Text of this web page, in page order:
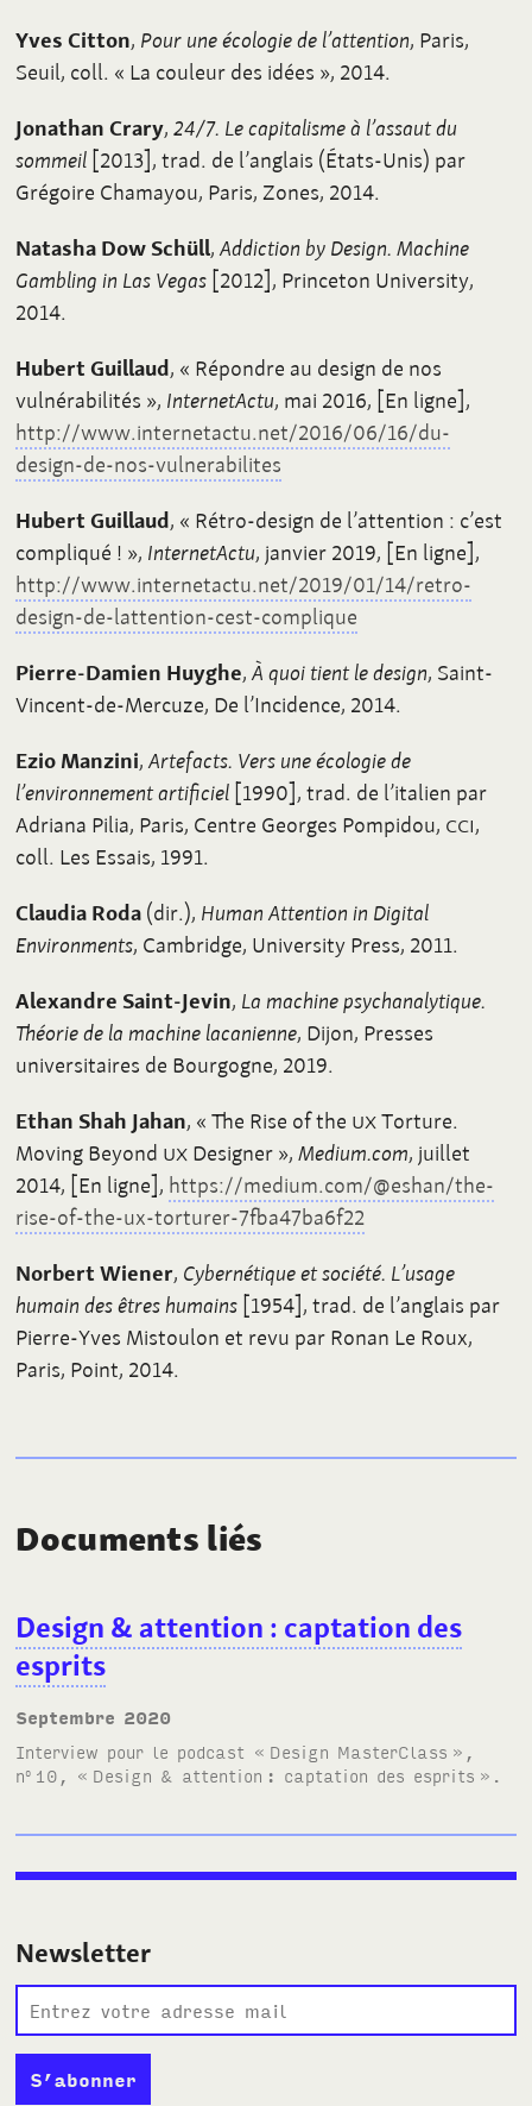
Yves Citton, Pour une écologie de l’attention, Paris,
Seuil, coll. « La couleur des idées », 2014.
Jonathan Crary,24/7. Le capitalisme à l’assaut du
sommeil [2013], trad. de l’anglais (États-Unis) par
Grégoire Chamayou, Paris, Zones, 2014.
Natasha Dow Schüll,Addiction by Design. Machine
Gambling in Las Vegas [2012], Princeton University,
2014.
Hubert Guillaud, « Répondre au design de nos
vulnérabilités », InternetActu, mai 2016, [En ligne],
http://www.internetactu.net/2016/06/16/du-
design-de-nos-vulnerabilites
Hubert Guillaud, « Rétro-design de l’attention : c’est
compliqué ! », InternetActu, janvier 2019, [En ligne],
http://www.internetactu.net/2019/01/14/retro-
design-de-lattention-cest-complique
Pierre-Damien Huyghe,À quoi tient le design, Saint-
Vincent-de-Mercuze, De l’Incidence, 2014.
Ezio Manzini,Artefacts. Vers une écologie de
l’environnement artificiel [1990], trad. de l’italien par
Adriana Pilia, Paris, Centre Georges Pompidou, CCI,
coll. Les Essais, 1991.
Claudia Roda (dir.), Human Attention in Digital
Environments, Cambridge, University Press, 2011.
Alexandre Saint-Jevin, La machine psychanalytique.
Théorie de la machine lacanienne, Dijon, Presses
universitaires de Bourgogne, 2019.
Ethan Shah Jahan, « The Rise of the UXTorture.
Moving Beyond UX Designer »,Medium.com, juillet
2014, [En ligne], https://medium.com/@eshan/the-
rise-of-the-ux-torturer-7fba47ba6f22
Norbert Wiener, Cybernétique et société. L’usage
humain des êtres humains [1954], trad. de l’anglais par
Pierre-Yves Mistoulon et revu par Ronan Le Roux,
Paris, Point, 2014.
Documents liés
Design & attention : captation des
esprits
septembre 2020
Interview pour le podcast « Design MasterClass »,
no 10, « Design & attention : captation des esprits ».
Newsletter